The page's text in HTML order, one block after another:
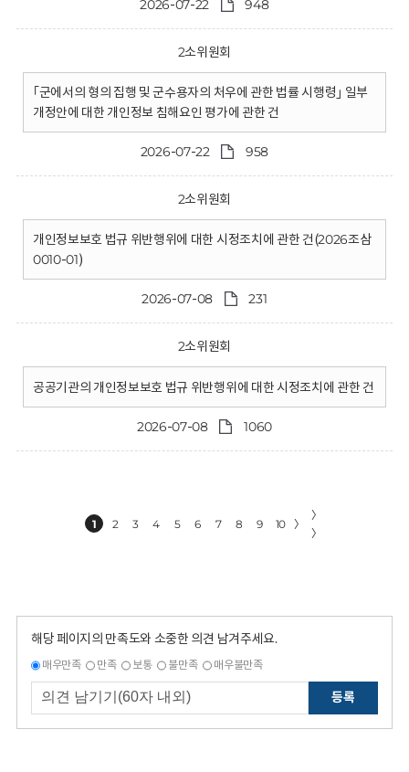
2026-07-22 948
2소위원회
｢군에서의 형의 집행 및 군수용자의 처우에 관한 법률 시행령｣ 일부
개정안에 대한 개인정보 침해요인 평가에 관한 건
2026-07-22 958
2소위원회
개인정보보호 법규 위반행위에 대한 시정조치에 관한 건(2026조삼
0010-01)
2026-07-08 231
2소위원회
공공기관의 개인정보보호 법규 위반행위에 대한 시정조치에 관한 건
2026-07-08 1060
1 2 3 4 5 6 7 8 9 10 〉
〉
〉
해당 페이지의 만족도와 소중한 의견 남겨주세요.
매우만족 만족 보통 불만족 매우불만족
등록